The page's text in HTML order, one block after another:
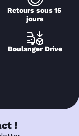
Retours sous 15
jours
Boulanger Drive
!